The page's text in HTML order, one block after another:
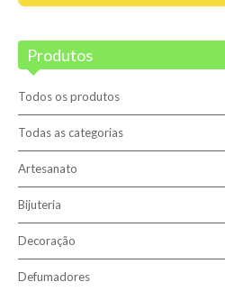
Blog
Promoções
Novidades
Terapias
Contactos
Sobre nós
Produtos
Todos os produtos
Todas as categorias
Artesanato
Bijuteria
Decoração
Defumadores